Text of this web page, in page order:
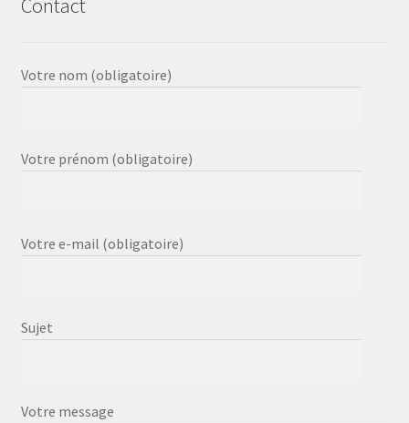
Votre nom (obligatoire)
Votre prénom (obligatoire)
Votre e-mail (obligatoire)
Sujet
Votre message